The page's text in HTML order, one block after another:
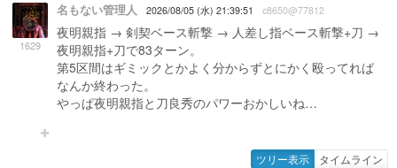
1629
名もない管理人 2026/08/05 (水) 21:39:51 c8650@77812
夜明親指 → 剣契ベース斬撃 → 人差し指ベース斬撃+刀 →
夜明親指+刀で83ターン。
第5区間はギミックとかよく分からずとにかく殴ってれば
なんか終わった。
やっぱ夜明親指と刀良秀のパワーおかしいね…
ツリー表示 タイムライン